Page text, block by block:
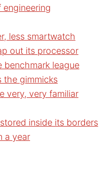
engineering
less smartwatch
out its processor
benchmark league
the gimmicks
very, very familiar
inside its borders
a year